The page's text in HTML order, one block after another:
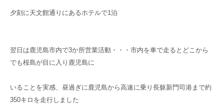
夕刻に天文館通りにあるホテルで1泊
翌日は鹿児島市内で3か所営業活動・・・市内を車で走るとどこから
でも桜島が目に入り鹿児島に
いることを実感、昼過ぎに鹿児島から高速に乗り長躯新門司港まで約
350キロを走行しました